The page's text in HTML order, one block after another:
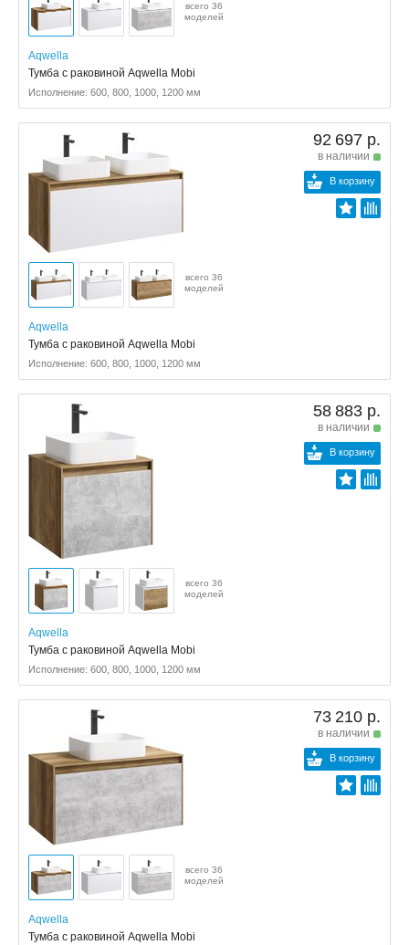
всего 36
моделей
Aqwella
Тумба с раковиной Aqwella Mobi
Исполнение: 600, 800, 1000, 1200 мм
92 697 р.
в наличии
В корзину
всего 36
моделей
Aqwella
Тумба с раковиной Aqwella Mobi
Исполнение: 600, 800, 1000, 1200 мм
58 883 р.
в наличии
В корзину
всего 36
моделей
Aqwella
Тумба с раковиной Aqwella Mobi
Исполнение: 600, 800, 1000, 1200 мм
73 210 р.
в наличии
В корзину
всего 36
моделей
Aqwella
Тумба с раковиной Aqwella Mobi